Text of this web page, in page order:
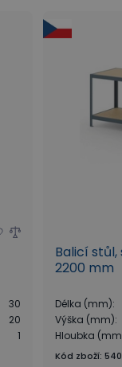
30
20
1
Balicí
2200 mm
Délka (mm):
Výška (mm):
Hloubka
Kód zboží: